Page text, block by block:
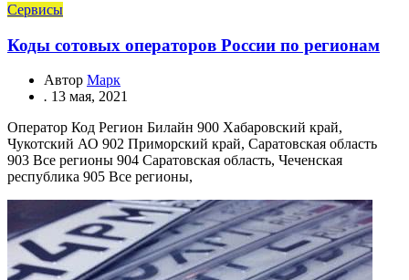
Сервисы
Коды сотовых операторов России по регионам
Автор Марк
. 13 мая, 2021
Оператор Код Регион Билайн 900 Хабаровский край,
Чукотский АО 902 Приморский край, Саратовская область
903 Все регионы 904 Саратовская область, Чеченская
республика 905 Все регионы,